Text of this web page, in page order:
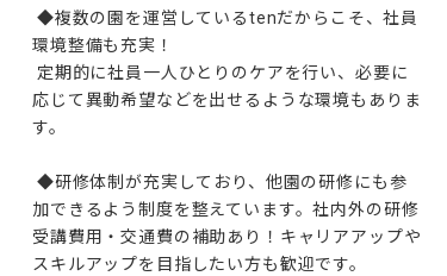
環境整備も充実！
応じて異動希望などを出せるような環境もありま
す。
加できるよう制度を整えています。社内外の研修
受講費用・交通費の補助あり！キャリアアップや
スキルアップを目指したい方も歓迎です。